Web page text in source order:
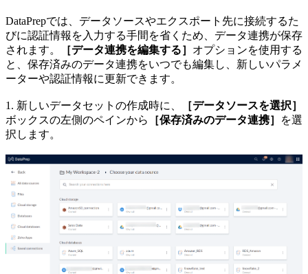
DataPrepでは、データソースやエクスポート先に接続するた
びに認証情報を入力する手間を省くため、データ連携が保存
されます。
［データ連携を編集する］ オプションを使用する
と、保存済みのデータ連携をいつでも編集し、新しいパラメ
ーターや認証情報に更新できます。
1. 新しいデータセットの作成時に、
［データソースを選択］
ボックスの左側のペインから
［保存済みのデータ連携］
を選
択します。